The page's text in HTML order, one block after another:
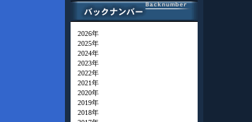
2026年
2025年
2024年
2023年
2022年
2021年
2020年
2019年
2018年